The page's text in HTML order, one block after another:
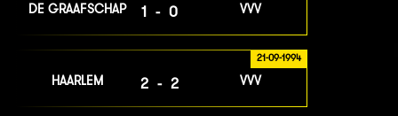
DE GRAAFSCHAP 1-0 VVV
21-09-1994
HAARLEM 2-2 VVV